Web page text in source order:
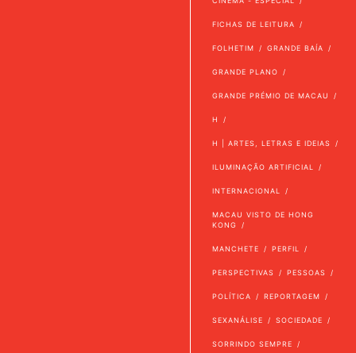
FICHAS DE LEITURA
FOLHETIM GRANDE BAÍA
GRANDE PLANO
GRANDE PRÉMIO DE MACAU
H
H | ARTES, LETRAS E IDEIAS
ILUMINAÇÃO ARTIFICIAL
INTERNACIONAL
MACAU VISTO DE HONG
KONG
MANCHETE PERFIL
PERSPECTIVAS PESSOAS
POLÍTICA REPORTAGEM
SEXANÁLISE SOCIEDADE
SORRINDO SEMPRE